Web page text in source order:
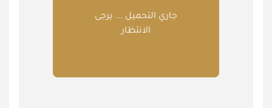
جاري التحميل ... يرجى
الانتظار